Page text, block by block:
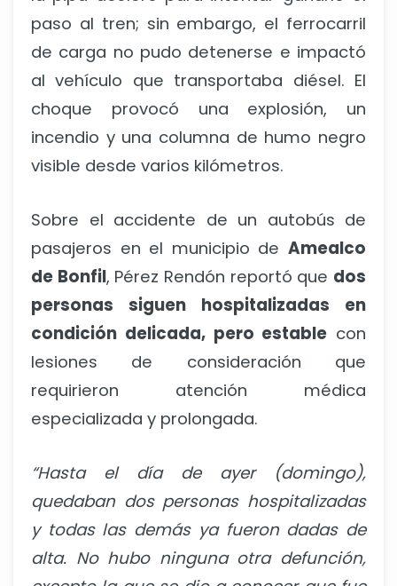
paso al tren; sin embargo, el ferrocarril
de carga no pudo detenerse e impactó
al vehículo que transportaba diésel. El
choque provocó una explosión, un
incendio y una columna de humo negro
visible desde varios kilómetros.
Sobre el accidente de un autobús de
pasajeros en el municipio de Amealco
de Bonfil, Pérez Rendón reportó que dos
personas siguen hospitalizadas en
condición delicada, pero estable con
lesiones de consideración que
requirieron atención médica
especializada y prolongada.
“Hasta el día de ayer (domingo),
quedaban dos personas hospitalizadas
y todas las demás ya fueron dadas de
alta. No hubo ninguna otra defunción,